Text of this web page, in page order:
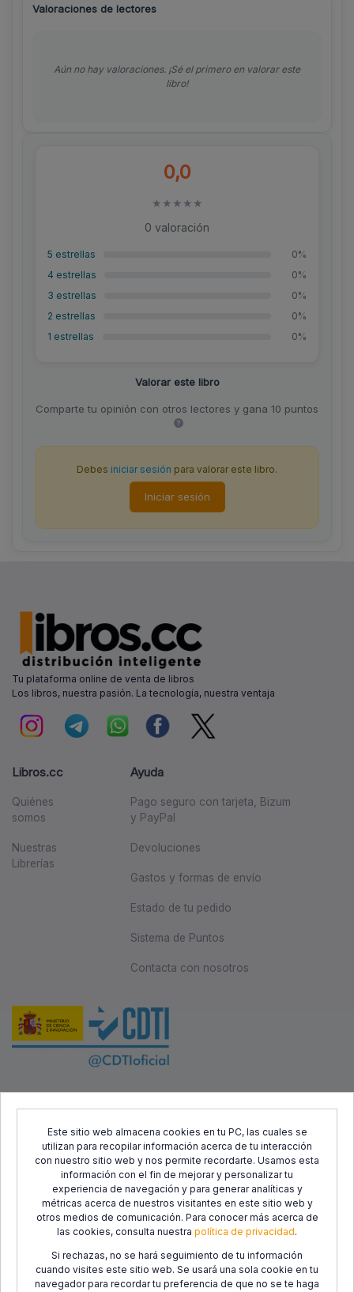
Este sitio web almacena cookies en tu PC, las cuales se
utilizan para recopilar información acerca de tu interacción
con nuestro sitio web y nos permite recordarte. Usamos esta
información con el fin de mejorar y personalizar tu
experiencia de navegación y para generar analíticas y
métricas acerca de nuestros visitantes en este sitio web y
otros medios de comunicación. Para conocer más acerca de
las cookies, consulta nuestra política de privacidad.
Si rechazas, no se hará seguimiento de tu información
cuando visites este sitio web. Se usará una sola cookie en tu
navegador para recordar tu preferencia de que no se te haga
0,0
★ ★ ★ ★ ★
0 valoración
5 estrellas
0%
4 estrellas
0%
3 estrellas
0%
2 estrellas
0%
1 estrellas
0%
Valorar este libro
Comparte tu opinión con otros lectores y gana 10 puntos
Debes iniciar sesión para valorar este libro.
Iniciar sesión
Valoraciones de lectores
Aún no hay valoraciones. ¡Sé el primero en valorar este
libro!
Tu plataforma online de venta de libros
Los libros, nuestra pasión. La tecnología, nuestra ventaja
Libros.cc
Quiénes
somos
Nuestras
Librerías
Ayuda
Pago seguro con tarjeta, Bizum
y PayPal
Devoluciones
Gastos y formas de envío
Estado de tu pedido
Sistema de Puntos
Contacta con nosotros
Desarrollo Regional (FEDER) y el Centro para el Desarrollo
Tecnológico Industrial (CDTI), con el objetivo de promover el
desarrollo tecnológico, la innovación y una investigación de